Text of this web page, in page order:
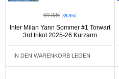
99.88€ 39.95€
Inter Milan Yann Sommer #1 Torwart
3rd trikot 2025-26 Kurzarm
IN DEN WARENKORB LEGEN